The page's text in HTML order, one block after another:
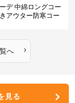
デ 中綿ロングコー
アウター防寒コー
へ ›
見る